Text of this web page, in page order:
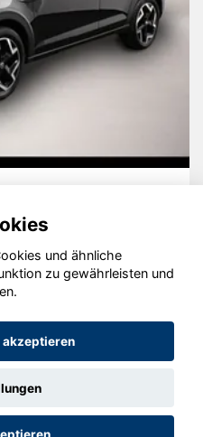
2020 - 2026
und ähnliche
zu gewährleisten und